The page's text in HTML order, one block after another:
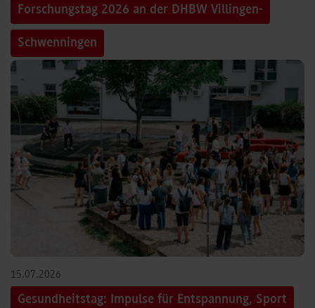
Forschungstag 2026 an der DHBW Villingen-
Schwenningen
15.07.2026
Gesundheitstag: Impulse für Entspannung, Sport